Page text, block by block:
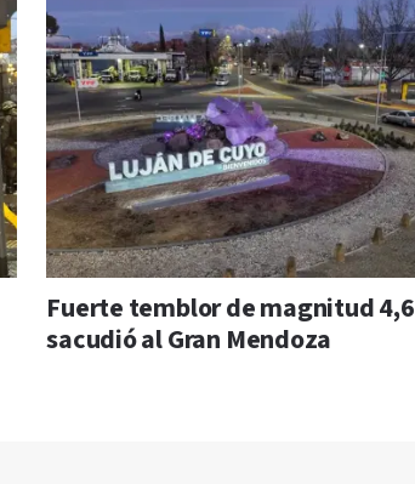
Fuerte temblor de magnitud 4,6
sacudió al Gran Mendoza